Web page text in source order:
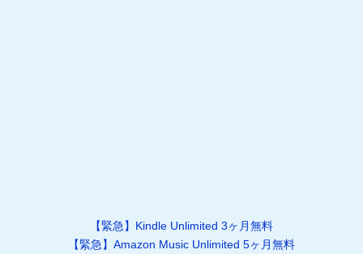
【緊急】Kindle Unlimited 3ヶ月無料
【緊急】Amazon Music Unlimited 5ヶ月無料